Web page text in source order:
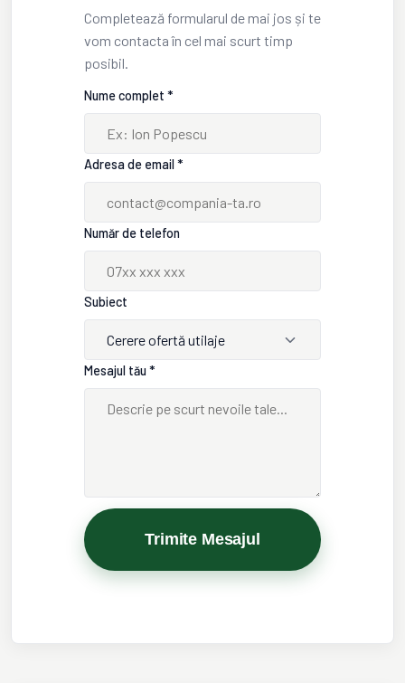
Completează formularul de mai jos și te
vom contacta în cel mai scurt timp
posibil.
Nume complet *
Adresa de email *
Număr de telefon
Subiect
Cerere ofertă utilaje
Mesajul tău *
Trimite Mesajul